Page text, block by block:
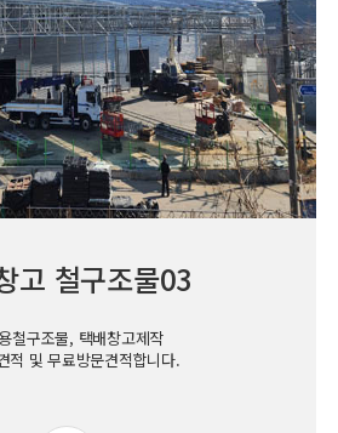
고 철구조물03
철구조물, 택배창고제작
적 및 무료방문견적합니다.